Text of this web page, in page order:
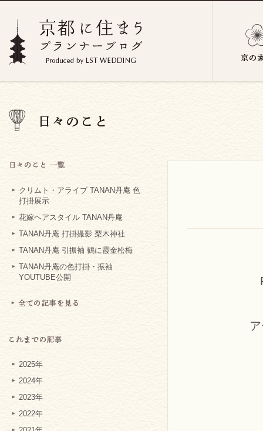
クリムト・アライブ TANAN丹庵 色
打掛展示
花嫁ヘアスタイル TANAN丹庵
TANAN丹庵 打掛撮影 梨木神社
TANAN丹庵 引振袖 鶴に霞金松梅
TANAN丹庵の色打掛・振袖
YOUTUBE公開
2025年
2024年
2023年
2022年